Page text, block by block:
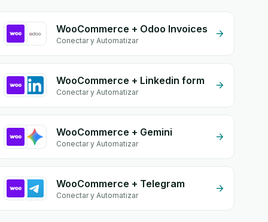
WooCommerce + Odoo Invoices
Conectar y Automatizar
WooCommerce + Linkedin form
Conectar y Automatizar
WooCommerce + Gemini
Conectar y Automatizar
WooCommerce + Telegram
Conectar y Automatizar